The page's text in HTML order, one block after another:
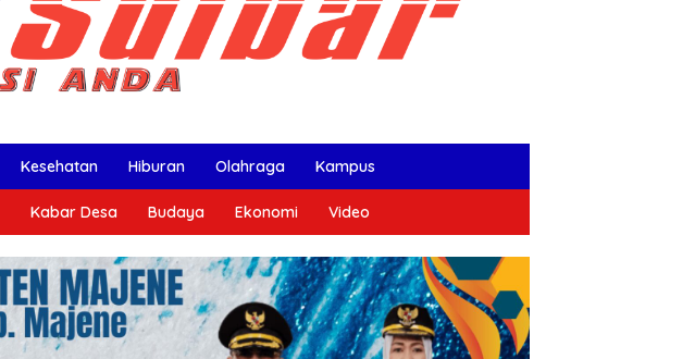
Kesehatan Hiburan Olahraga Kampus
Kabar Desa Budaya Ekonomi Video